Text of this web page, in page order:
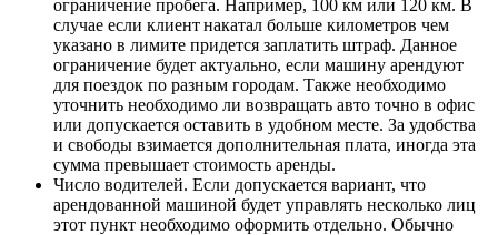
ограничение пробега. Например, 100 км или 120 км. В
случае если клиент накатал больше километров чем
указано в лимите придется заплатить штраф. Данное
ограничение будет актуально, если машину арендуют
для поездок по разным городам. Также необходимо
уточнить необходимо ли возвращать авто точно в офис
или допускается оставить в удобном месте. За удобства
и свободы взимается дополнительная плата, иногда эта
сумма превышает стоимость аренды.
Число водителей. Если допускается вариант, что
арендованной машиной будет управлять несколько лиц
этот пункт необходимо оформить отдельно. Обычно